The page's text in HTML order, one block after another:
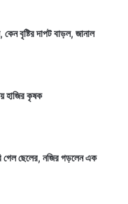
কেন বৃষ্টির দাপট বাড়ল, জানাল
হাজির কৃষক
গেল ছেলের, নজির গড়লেন এক